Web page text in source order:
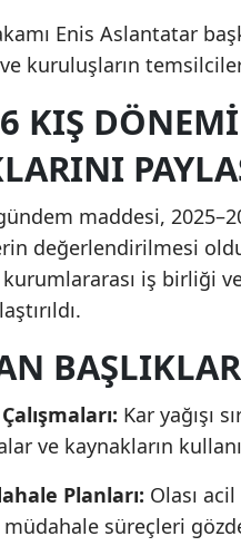
Enis Aslantatar
kuruluşların
KIŞ
maddesi,
değerlendirilmesi
kurumlararası iş birliği
BAŞLIKLAR
Çalışmaları: Kar yağışı
ve kaynakların
Planları: Olası
müdahale süreçleri